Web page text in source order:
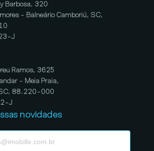
Barbosa, 320
- Balneário Camboriú, SC,
J
Ramos, 3625
- Meia Praia,
88.220-000
J
novidades